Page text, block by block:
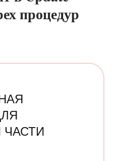
процедур